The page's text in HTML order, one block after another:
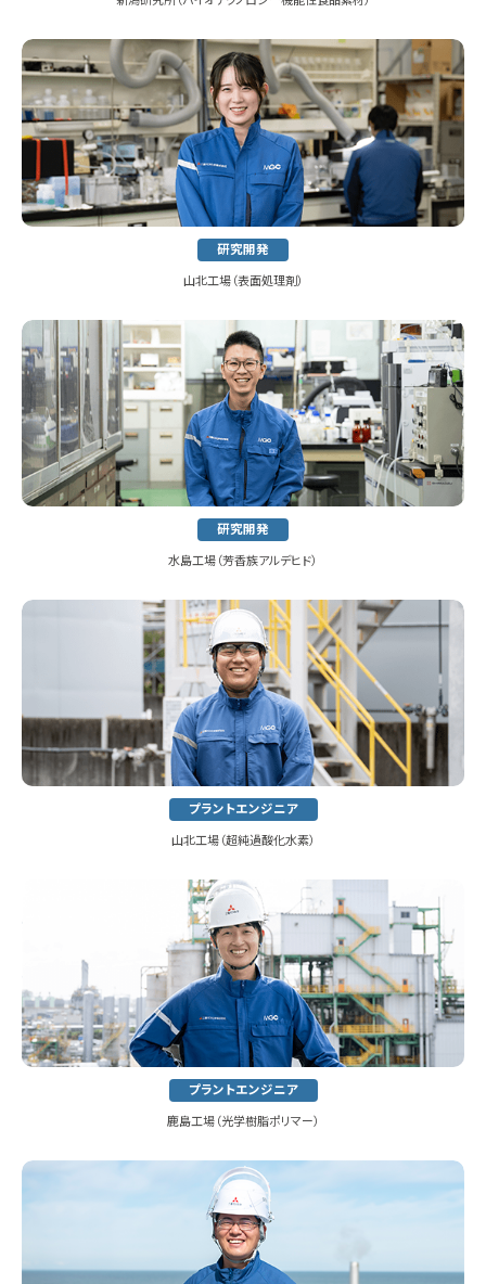
研究開発
山北工場（表面処理剤）
研究開発
水島工場（芳香族アルデヒド）
プラントエンジニア
山北工場（超純過酸化水素）
プラントエンジニア
鹿島工場（光学樹脂ポリマー）